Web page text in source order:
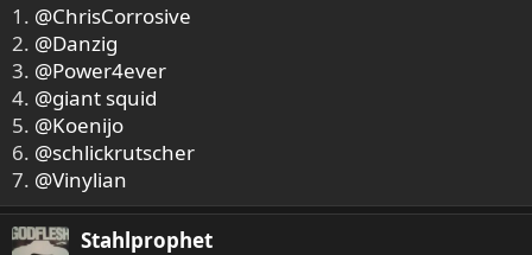
1. @ChrisCorrosive
2. @Danzig
3. @Power4ever
4. @giant squid
5. @Koenijo
6. @schlickrutscher
7. @Vinylian
Stahlprophet